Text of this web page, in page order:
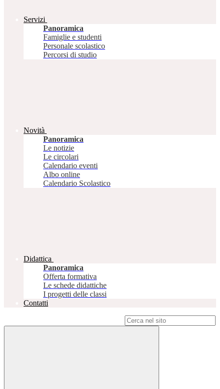
Servizi
Panoramica
Famiglie e studenti
Personale scolastico
Percorsi di studio
Novità
Panoramica
Le notizie
Le circolari
Calendario eventi
Albo online
Calendario Scolastico
Didattica
Panoramica
Offerta formativa
Le schede didattiche
I progetti delle classi
Contatti